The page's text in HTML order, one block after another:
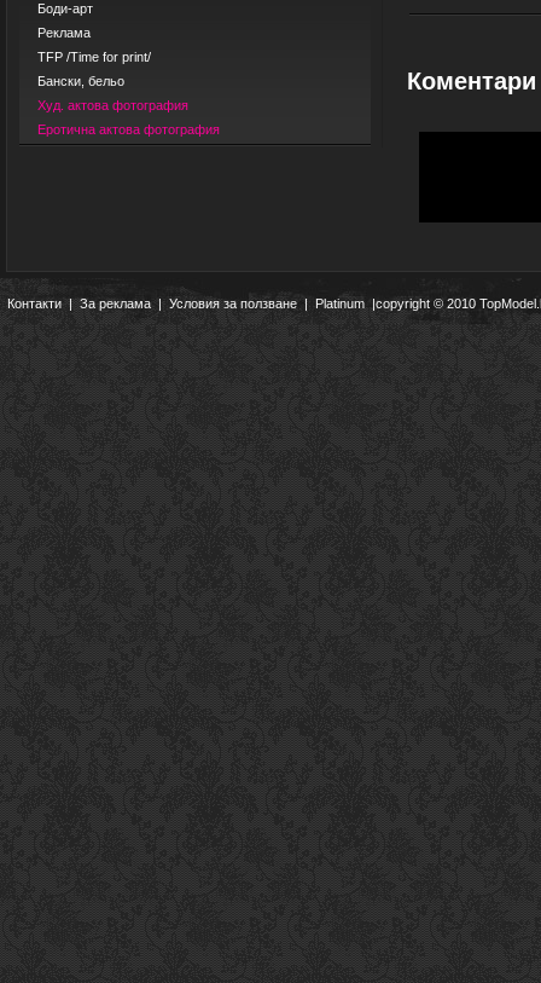
Боди-арт
Реклама
TFP /Time for print/
Бански, бельо
Худ. актова фотография
Еротична актова фотография
Коментари
Контакти|За реклама | Условия за ползване | Platinum |copyright © 2010